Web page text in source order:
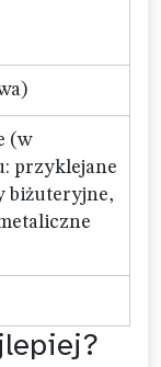
(w
przyklejane
biżuteryjne,